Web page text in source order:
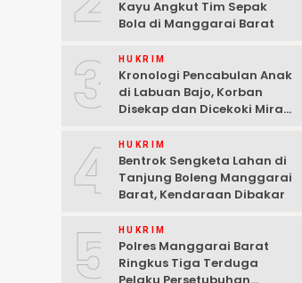
Kayu Angkut Tim Sepak
Bola di Manggarai Barat
3 HUKRIM
Kronologi Pencabulan Anak
di Labuan Bajo, Korban
Disekap dan Dicekoki Miras,
4 HUKRIM
Bentrok Sengketa Lahan di
Tanjung Boleng Manggarai
Barat, Kendaraan Dibakar
5 HUKRIM
Polres Manggarai Barat
Ringkus Tiga Terduga